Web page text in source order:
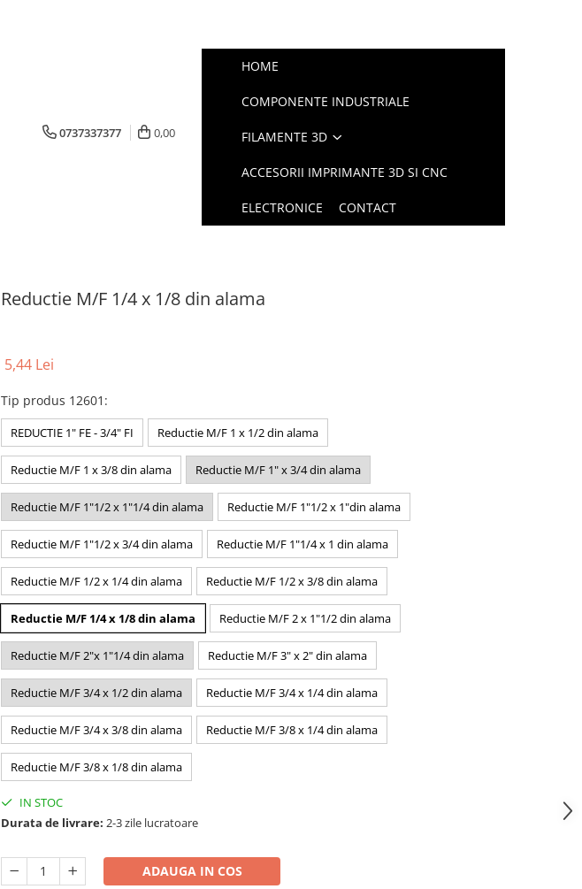
0737337377 0,00
HOME
COMPONENTE INDUSTRIALE
FILAMENTE 3D
ACCESORII IMPRIMANTE 3D SI CNC
ELECTRONICE CONTACT
Reductie M/F 1/4 x 1/8 din alama
5,44 Lei
Tip produs 12601 :
REDUCTIE 1" FE - 3/4" FI Reductie M/F 1 x 1/2 din alama
Reductie M/F 1 x 3/8 din alama Reductie M/F 1" x 3/4 din alama
Reductie M/F 1"1/2 x 1"1/4 din alama Reductie M/F 1"1/2 x 1"din alama
Reductie M/F 1"1/2 x 3/4 din alama Reductie M/F 1"1/4 x 1 din alama
Reductie M/F 1/2 x 1/4 din alama Reductie M/F 1/2 x 3/8 din alama
Reductie M/F 1/4 x 1/8 din alama Reductie M/F 2 x 1"1/2 din alama
Reductie M/F 2"x 1"1/4 din alama Reductie M/F 3" x 2" din alama
Reductie M/F 3/4 x 1/2 din alama Reductie M/F 3/4 x 1/4 din alama
Reductie M/F 3/4 x 3/8 din alama Reductie M/F 3/8 x 1/4 din alama
Reductie M/F 3/8 x 1/8 din alama
IN STOC
Durata de livrare: 2-3 zile lucratoare
ADAUGA IN COS